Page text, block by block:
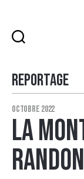
Catégories
Reportage
octobre 2022
La